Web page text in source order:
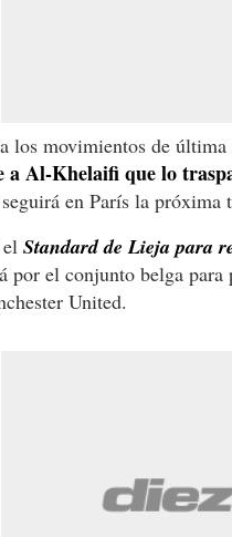
los movimientos de última
a Al-Khelaifi que lo
en París la próxima
Standard de Lieja para
por el conjunto belga
United.